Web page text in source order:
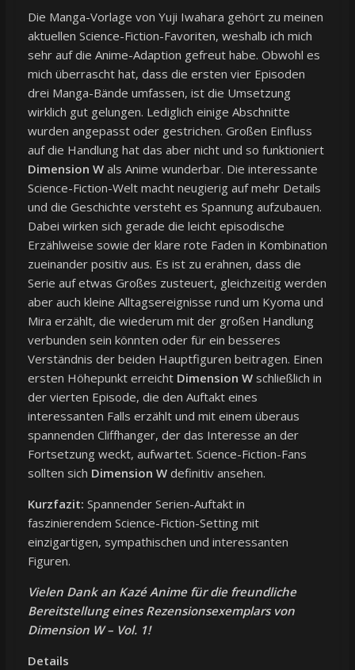
Die Manga-Vorlage von Yuji Iwahara gehört zu meinen
aktuellen Science-Fiction-Favoriten, weshalb ich mich
sehr auf die Anime-Adaption gefreut habe. Obwohl es
mich überrascht hat, dass die ersten vier Episoden
drei Manga-Bände umfassen, ist die Umsetzung
wirklich gut gelungen. Lediglich einige Abschnitte
wurden angepasst oder gestrichen. Großen Einfluss
auf die Handlung hat das aber nicht und so funktioniert
Dimension Wals Anime wunderbar. Die interessante
Science-Fiction-Welt macht neugierig auf mehr Details
und die Geschichte versteht es Spannung aufzubauen.
Dabei wirken sich gerade die leicht episodische
Erzählweise sowie der klare rote Faden in Kombination
zueinander positiv aus. Es ist zu erahnen, dass die
Serie auf etwas Großes zusteuert, gleichzeitig werden
aber auch kleine Alltagsereignisse rund um Kyoma und
Mira erzählt, die wiederum mit der großen Handlung
verbunden sein könnten oder für ein besseres
Verständnis der beiden Hauptfiguren beitragen. Einen
ersten Höhepunkt erreicht Dimension Wschließlich in
der vierten Episode, die den Auftakt eines
interessanten Falls erzählt und mit einem überaus
spannenden Cliffhanger, der das Interesse an der
Fortsetzung weckt, aufwartet. Science-Fiction-Fans
sollten sich Dimension Wdefinitiv ansehen.
Kurzfazit: Spannender Serien-Auftakt in
faszinierendem Science-Fiction-Setting mit
einzigartigen, sympathischen und interessanten
Figuren.
Vielen Dank an Kazé Anime für die freundliche
Bereitstellung eines Rezensionsexemplars von
Dimension W – Vol. 1!
Details